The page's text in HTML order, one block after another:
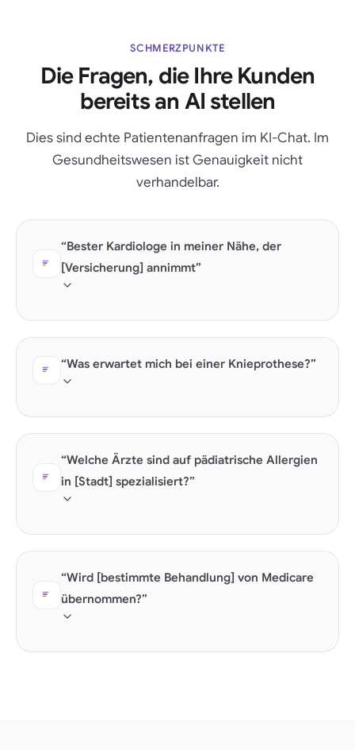
SCHMERZPUNKTE
Die Fragen, die Ihre Kunden
bereits an AI stellen
Dies sind echte Patientenanfragen im KI-Chat. Im
Gesundheitswesen ist Genauigkeit nicht
verhandelbar.
“Bester Kardiologe in meiner Nähe, der
[Versicherung] annimmt”
herunterladbares PDF.
“Was erwartet mich bei einer Knieprothese?”
Antworten werden zur Quelle, die KI zitiert.
“Welche Ärzte sind auf pädiatrische Allergien
in [Stadt] spezialisiert?”
und der Krankenhauszugehörigkeit erforderlich.
“Wird [bestimmte Behandlung] von Medicare
übernommen?”